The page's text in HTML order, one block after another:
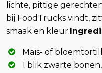
lichte, pittige
bij FoodTrucks vindt,
smaak en kleur.
Maïs- of
1 blik zwarte